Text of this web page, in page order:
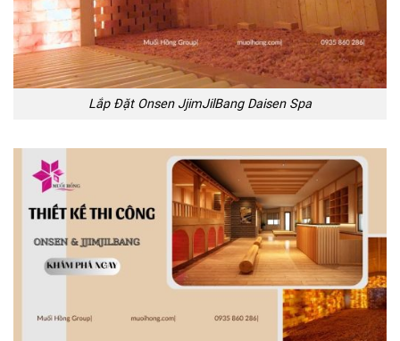
Lắp Đặt Onsen JjimJilBang Daisen Spa